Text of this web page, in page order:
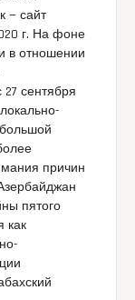
— сайт
г. На фоне
в отношении
сентября
причин
пятого
как